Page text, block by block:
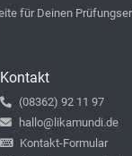
für Deinen
Kontakt
(08362) 92 11 97
hallo@likamundi.de
Kontakt-Formular